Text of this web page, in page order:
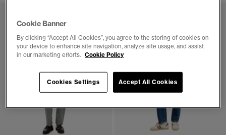
Cookie Banner
By clicking “Accept All Cookies”, you agree to the storing of cookies on
your device to enhance site navigation, analyze site usage, and assist
in our marketing efforts. Cookie Policy
Cookies Settings Accept All Cookies